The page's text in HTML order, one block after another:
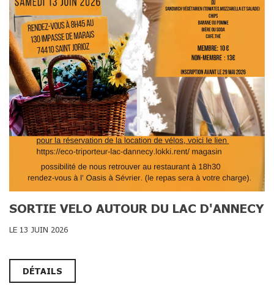
SORTIE VELO AUTOUR DU LAC D'ANNECY
LE 13 JUIN 2026
DÉTAILS